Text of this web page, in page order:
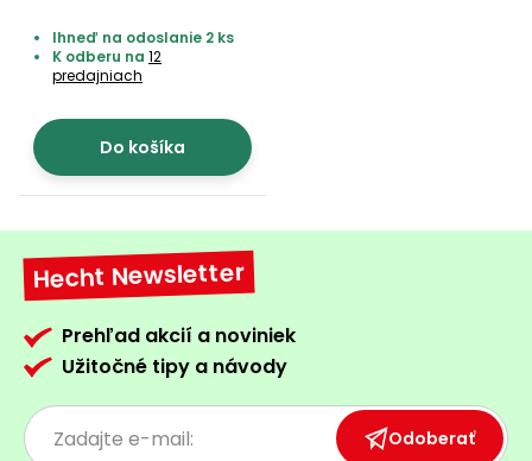
Ihneď na odoslanie 2 ks
K odberu na 12
predajniach
Do košíka
Hecht Newsletter
Prehľad akcií a noviniek
Užitočné tipy a návody
Odoberať